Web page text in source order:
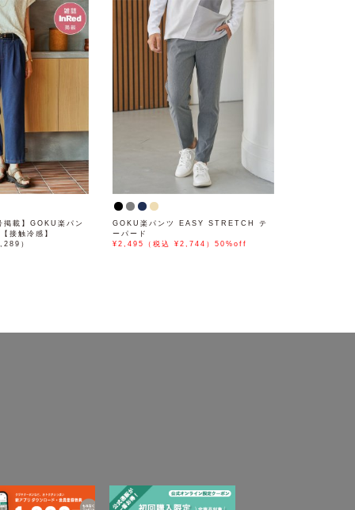
載】GOKU楽パン
接触冷感】
）
GOKU楽パンツ EASY STRETCH テ
ーパード
¥2,495（税込 ¥2,744）50%off